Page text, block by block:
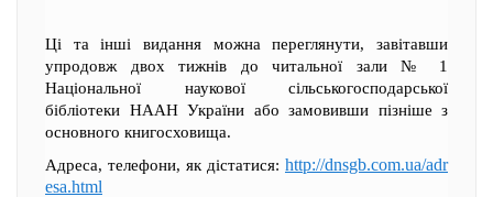
Ці та інші видання можна переглянути, завітавши
упродовж двох тижнів до читальної зали № 1
Національної наукової сільськогосподарської
бібліотеки НААН України або замовивши пізніше з
основного книгосховища.
Адреса, телефони, як дістатися: http://dnsgb.com.ua/adr
esa.html